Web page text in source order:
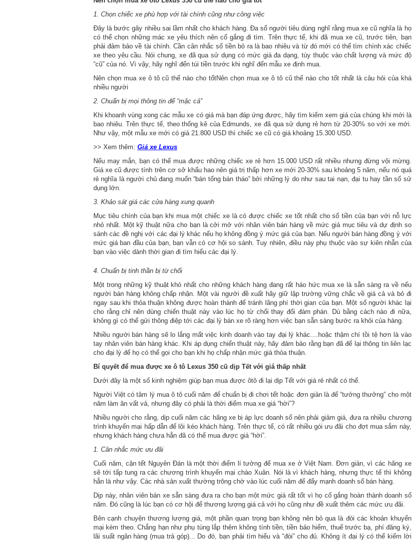
1. Chọn chiếc xe phù hợp với tài chính cũng như công việc
Đây là bước gây nhiều sai lầm nhất cho khách hàng. Đa số người tiêu dùng nghĩ rằng mua xe cũ nghĩa là họ
có thể chọn những mác xe yêu thích nên cố gắng đi tìm. Trên thực tế, khi đã mua xe cũ, trước tiên, bạn
phải đảm bảo về tài chính. Cần cân nhắc số tiền bỏ ra là bao nhiêu và từ đó mới có thể tìm chính xác chiếc
xe theo yêu cầu. Nói chung, xe đã qua sử dụng có mức giá đa dạng, tùy thuộc vào chất lượng và mức độ
“cũ” của nó. Vì vậy, hãy nghĩ đến túi tiền trước khi nghĩ đến mẫu xe định mua.
Nên chọn mua xe ô tô cũ thế nào cho tốtNên chọn mua xe ô tô cũ thế nào cho tốt nhất là câu hỏi của khá
nhiều người
2. Chuẩn bị mọi thông tin để “mặc cả”
Khi khoanh vùng xong các mẫu xe có giá mà bạn đáp ứng được, hãy tìm kiếm xem giá của chúng khi mới là
bao nhiêu. Trên thực tế, theo thống kê của Edmunds, xe đã qua sử dụng rẻ hơn từ 20-30% so với xe mới.
Như vậy, một mẫu xe mới có giá 21.800 USD thì chiếc xe cũ có giá khoảng 15.300 USD.
>> Xem thêm: Giá xe Lexus
Nếu may mắn, bạn có thể mua được những chiếc xe rẻ hơn 15.000 USD rất nhiều nhưng đừng vội mừng.
Giá xe cũ được tính trên cơ sở khấu hao nên giá trị thấp hơn xe mới 20-30% sau khoảng 5 năm, nếu nó quá
rẻ nghĩa là người chủ đang muốn “bán tống bán tháo” bởi những lý do như sau tai nạn, đại tu hay tần số sử
dụng lớn.
3. Khảo sát giá các cửa hàng xung quanh
Mục tiêu chính của bạn khi mua một chiếc xe là có được chiếc xe tốt nhất cho số tiền của bạn với nỗ lực
nhỏ nhất. Một kỹ thuật nữa cho bạn là cởi mở với nhân viên bán hàng về mức giá mục tiêu và dự định so
sánh các đề nghị với các đại lý khác nếu họ không đồng ý mức giá của bạn. Nếu người bán hàng đồng ý với
mức giá ban đầu của bạn, bạn vẫn có cơ hội so sánh. Tuy nhiên, điều này phụ thuộc vào sự kiên nhẫn của
bạn vào việc dành thời gian đi tìm hiểu các đại lý.
4. Chuẩn bị tinh thần bị từ chối
Một trong những kỹ thuật khó nhất cho những khách hàng đang rất háo hức mua xe là sẵn sàng ra về nếu
người bán hàng không chấp nhận. Một vài người đề xuất hãy giữ lập trường vững chắc về giá cả và bỏ đi
ngay sau khi thỏa thuận không được hoàn thành để tránh lãng phí thời gian của bạn. Một số người khác lại
cho rằng chỉ nên dùng chiến thuật này vào lúc họ từ chối thay đổi đàm phán. Dù bằng cách nào đi nữa,
không gì có thể gửi thông điệp tới các đại lý bán xe rõ ràng hơn việc bạn sẵn sàng bước ra khỏi của hàng.
Nhiều người bán hàng sẽ lo lắng mất việc kinh doanh vào tay đại lý khác....hoặc thậm chí tồi tệ hơn là vào
tay nhân viên bán hàng khác. Khi áp dụng chiến thuật này, hãy đảm bảo rằng bạn đã để lại thông tin liên lạc
cho đại lý để họ có thể gọi cho bạn khi họ chấp nhận mức giá thỏa thuận.
Bí quyết để mua được xe ô tô Lexus 350 cũ dịp Tết với giá thấp nhất
Dưới đây là một số kinh nghiệm giúp bạn mua được ôtô đi lại dịp Tết với giá rẻ nhất có thể.
Người Việt có tâm lý mua ô tô cuối năm để chuẩn bị đi chơi tết hoặc đơn giản là để “tưởng thưởng” cho một
năm làm ăn vất vả, nhưng đây có phải là thời điểm mua xe giá “hời”?
Nhiều người cho rằng, dịp cuối năm các hãng xe bị áp lực doanh số nên phải giảm giá, đưa ra nhiều chương
trình khuyến mại hấp dẫn để lôi kéo khách hàng. Trên thực tế, có rất nhiều gói ưu đãi cho đợt mua sắm này,
nhưng khách hàng chưa hẳn đã có thể mua được giá “hời”.
1. Cân nhắc mức ưu đãi
Cuối năm, cận tết Nguyên Đán là một thời điểm lí tưởng để mua xe ở Việt Nam. Đơn giản, vì các hãng xe
sẽ tới tấp tung ra các chương trình khuyến mại chào Xuân. Nói là vì khách hàng, nhưng thực tế thì không
hẳn là như vậy. Các nhà sản xuất thường trông chờ vào lúc cuối năm để đẩy mạnh doanh số bán hàng.
Dịp này, nhân viên bán xe sẵn sàng đưa ra cho bạn một mức giá rất tốt vì họ cố gắng hoàn thành doanh số
năm. Đó cũng là lúc bạn có cơ hội để thương lượng giá cả với họ cũng như đề xuất thêm các mức ưu đãi.
Bên cạnh chuyện thương lượng giá, một phần quan trọng bạn không nên bỏ qua là đòi các khoản khuyến
mại kèm theo. Chẳng hạn như phụ tùng lắp thêm không tính tiền, tiền bảo hiểm, thuế trước bạ, phí đăng ký,
lãi suất ngân hàng (mua trả góp)... Do đó, bạn phải tìm hiểu và “đòi” cho đủ. Không ít đại lý có thể kiếm lời